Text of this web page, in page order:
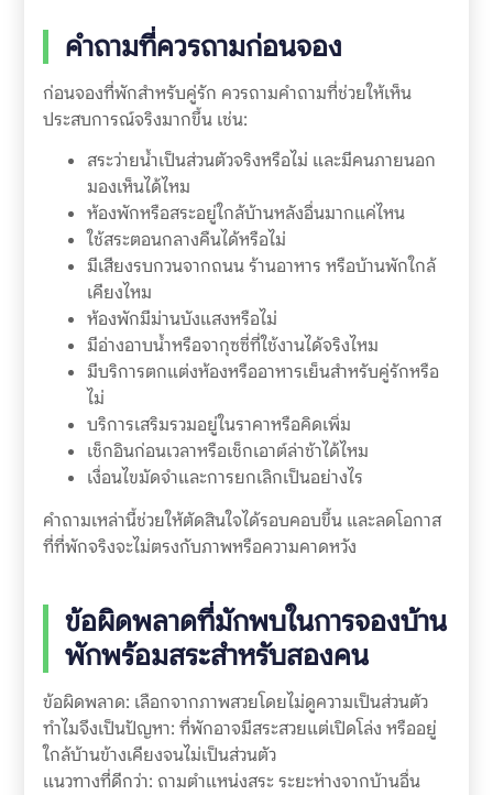
คำถามที่ควรถามก่อนจอง
ก่อนจองที่พักสำหรับคู่รัก ควรถามคำถามที่ช่วยให้เห็น
ประสบการณ์จริงมากขึ้น เช่น:
สระว่ายน้ำเป็นส่วนตัวจริงหรือไม่ และมีคนภายนอก
มองเห็นได้ไหม
ห้องพักหรือสระอยู่ใกล้บ้านหลังอื่นมากแค่ไหน
ใช้สระตอนกลางคืนได้หรือไม่
มีเสียงรบกวนจากถนน ร้านอาหาร หรือบ้านพักใกล้
เคียงไหม
ห้องพักมีม่านบังแสงหรือไม่
มีอ่างอาบน้ำหรือจากุซซี่ที่ใช้งานได้จริงไหม
มีบริการตกแต่งห้องหรืออาหารเย็นสำหรับคู่รักหรือ
ไม่
บริการเสริมรวมอยู่ในราคาหรือคิดเพิ่ม
เช็กอินก่อนเวลาหรือเช็กเอาต์ล่าช้าได้ไหม
เงื่อนไขมัดจำและการยกเลิกเป็นอย่างไร
คำถามเหล่านี้ช่วยให้ตัดสินใจได้รอบคอบขึ้น และลดโอกาส
ที่ที่พักจริงจะไม่ตรงกับภาพหรือความคาดหวัง
ข้อผิดพลาดที่มักพบในการจองบ้าน
พักพร้อมสระสำหรับสองคน
ข้อผิดพลาด: เลือกจากภาพสวยโดยไม่ดูความเป็นส่วนตัว
ทำไมจึงเป็นปัญหา: ที่พักอาจมีสระสวยแต่เปิดโล่ง หรืออยู่
ใกล้บ้านข้างเคียงจนไม่เป็นส่วนตัว
แนวทางที่ดีกว่า: ถามตำแหน่งสระ ระยะห่างจากบ้านอื่น